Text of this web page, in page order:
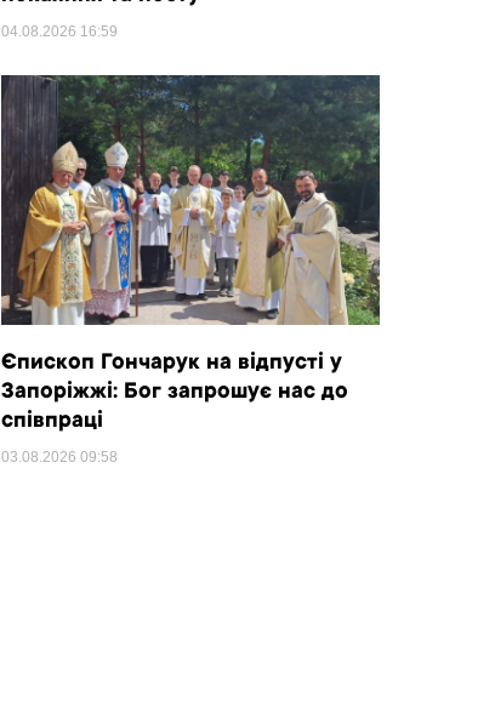
04.08.2026 16:59
Єпископ Гончарук на відпусті у
Запоріжжі: Бог запрошує нас до
співпраці
03.08.2026 09:58